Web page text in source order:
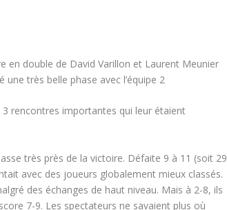
en double de David Varillon et Laurent Meunier
très belle phase avec l’équipe 2
rencontres importantes qui leur étaient
très près de la victoire. Défaite 9 à 11 (soit 29
avec des joueurs globalement mieux classés.
des échanges de haut niveau. Mais à 2-8, ils
7-9. Les spectateurs ne savaient plus où